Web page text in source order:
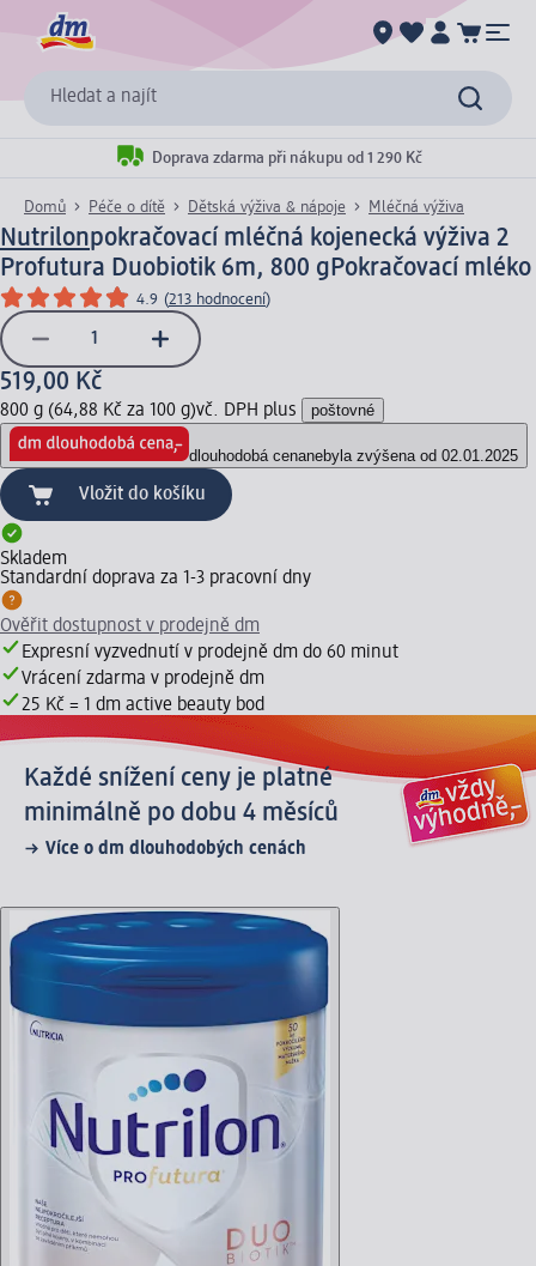
Hledat a najít
Doprava zdarma při nákupu od 1 290 Kč
Domů Péče o dítě Dětská výživa & nápoje Mléčná výživa
Nutrilonpokračovací mléčná kojenecká výživa 2
Profutura Duobiotik 6m, 800 g Pokračovací mléko
4.9 (213 hodnocení)
519,00 Kč
800 g (64,88 Kč za 100 g)vč. DPH plus poštovné
dlouhodobá cenanebyla zvýšena od 02.01.2025
Vložit do košíku
Skladem
Standardní doprava za 1-3 pracovní dny
Ověřit dostupnost v prodejně dm
Expresní vyzvednutí v prodejně dm do 60 minut
Vrácení zdarma v prodejně dm
25 Kč = 1 dm active beauty bod
Každé snížení ceny je platné
minimálně po dobu 4 měsíců
Více o dm dlouhodobých cenách